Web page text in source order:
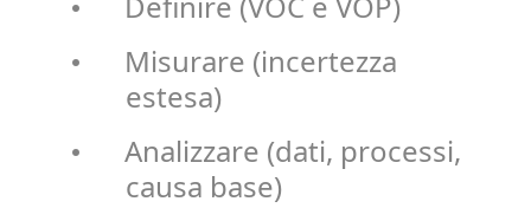
•
•
Misurare (incertezza
estesa)
•
Analizzare (dati, processi,
causa base)